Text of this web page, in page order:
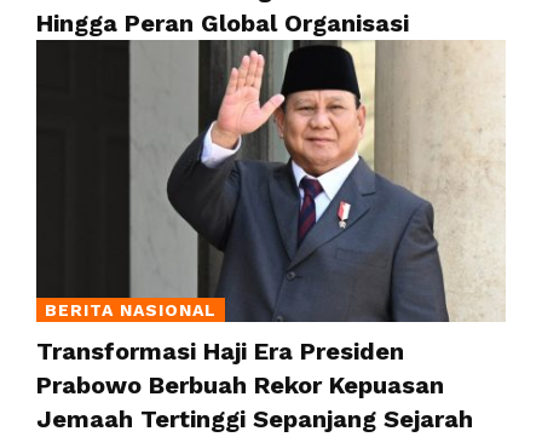
Hingga Peran Global Organisasi
BERITA NASIONAL
Transformasi Haji Era Presiden
Prabowo Berbuah Rekor Kepuasan
Jemaah Tertinggi Sepanjang Sejarah